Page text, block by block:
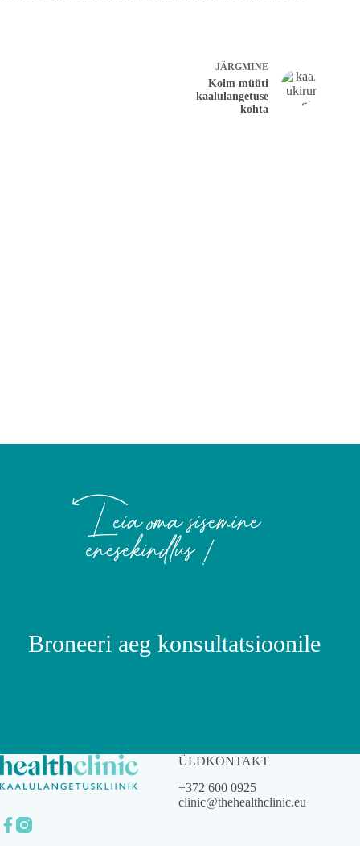
JÄRGMINE
Kolm müüti
kaalulangetuse
kohta
Broneeri aeg konsultatsioonile
Leia oma sisemine
enesekindlus !
ÜLDKONTAKT
+372 600 0925
clinic@thehealthclinic.eu